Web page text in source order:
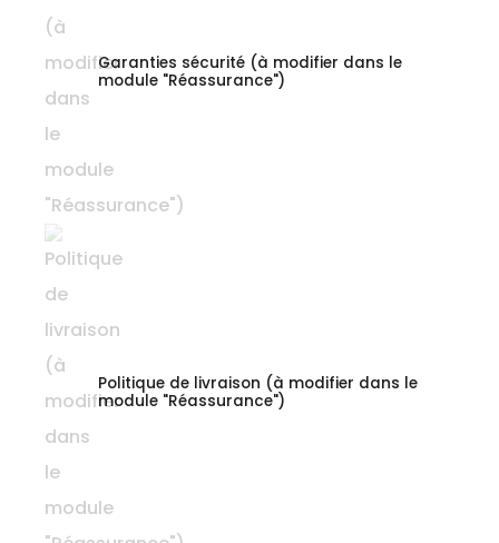
Garanties sécurité (à modifier dans le
module "Réassurance")
Politique de livraison (à modifier dans le
module "Réassurance")